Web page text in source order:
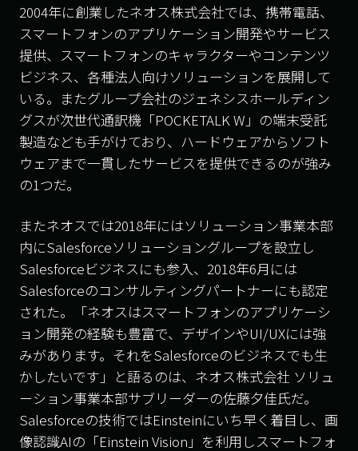
2004年に創業したネオス株式会社では、携帯電話、
スマートフォンのアプリケーション開発やサービス
提供、スマートフォンのキャラクターやコンテンツ
ビジネス、各種法人向けソリューションを展開して
いる。またグループ会社のジェネシスホールディン
グスが次世代通訳機「POCKETALK W 」の端末受託
製造なども手がけており、ハードウェアからソフト
ウェアまで一貫したサービスを提供できるのが強み
の1 つだ。
またネオスでは2018年にはソリューション事業本部
内にSalesforceソリューショングループを設立し
Salesforceビジネスにも参入、 2018年6月には
Salesforceのコンサルティングパートナーにも認定
された。「ネオスはスマートフォンのアプリケーシ
ョン開発の経験も豊富で、デザインやUI/UXには強
みがあります。それをSalesforceのビジネスでも生
かしたいです」と語るのは、ネオス株式会社 ソリュ
ーション事業本部サブリーダーの佐藤夕佳氏だ。
Salesforceの技術ではEinsteinにいち早く着目し、画
像認識AIの「Einstein Vision 」を利用しスマートフォ